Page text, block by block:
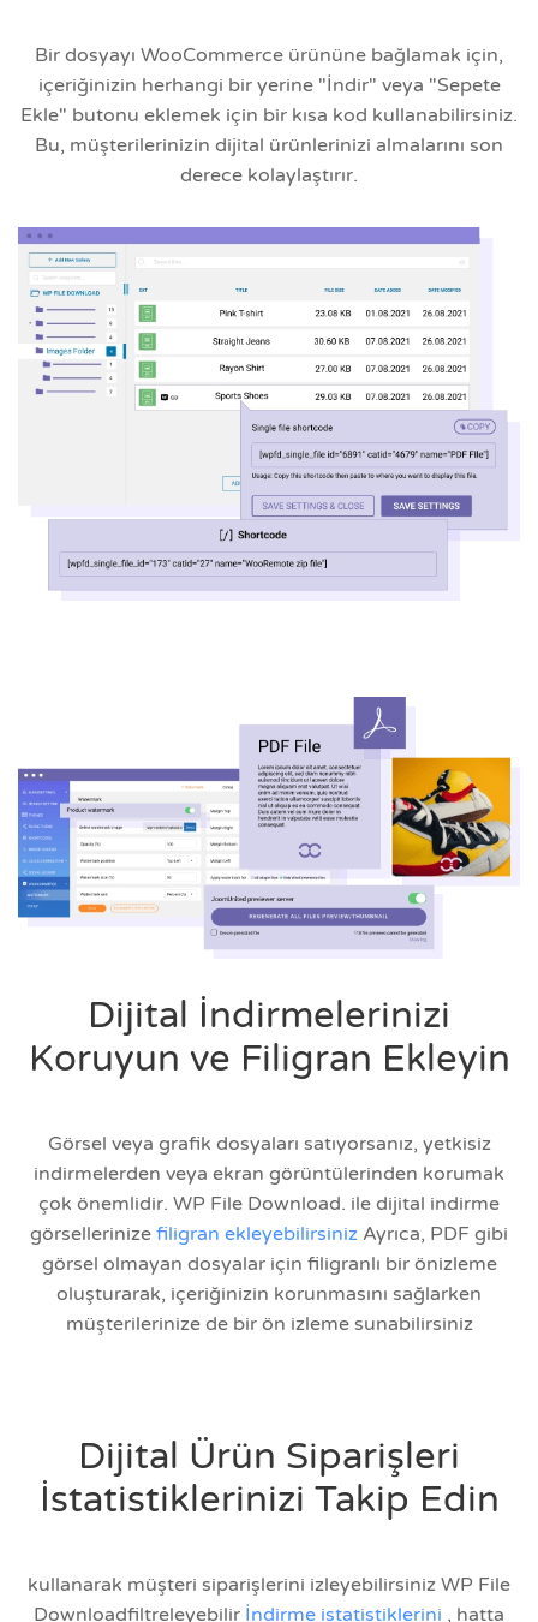
Bir dosyayı WooCommerce ürününe bağlamak için,
içeriğinizin herhangi bir yerine "İndir" veya "Sepete
Ekle" butonu eklemek için bir kısa kod kullanabilirsiniz.
Bu, müşterilerinizin dijital ürünlerinizi almalarını son
derece kolaylaştırır.
Dijital İndirmelerinizi
Koruyun ve Filigran Ekleyin
Görsel veya grafik dosyaları satıyorsanız, yetkisiz
indirmelerden veya ekran görüntülerinden korumak
çok önemlidir. WP File Download. ile dijital indirme
görsellerinize filigran ekleyebilirsiniz Ayrıca, PDF gibi
görsel olmayan dosyalar için filigranlı bir önizleme
oluşturarak, içeriğinizin korunmasını sağlarken
müşterilerinize de bir ön izleme sunabilirsiniz
Dijital Ürün Siparişleri
İstatistiklerinizi Takip Edin
kullanarak müşteri siparişlerini izleyebilirsiniz WP File
Downloadfiltreleyebilir İndirme istatistiklerini , hatta